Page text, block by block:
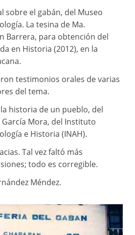
sobre el gabán, del Museo
La tesina de Ma.
Barrera, para obtención del
en Historia (2012), en la
testimonios orales de varias
del tema.
historia de un pueblo, del
Mora, del Instituto
e Historia (INAH).
Tal vez faltó más
todo es corregible.
Méndez.